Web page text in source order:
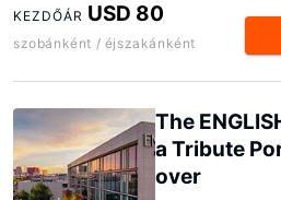
KEZDŐÁR USD 80
szobánként / éjszakánként
The
a Tribute
over